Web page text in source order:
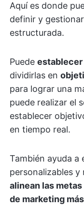
Aquí es donde
definir y
estructurada.
Puede establecer
dividirlas en
para lograr una
puede realizar el
establecer
en tiempo real.
También ayuda a
personalizables y
alinean las
de marketing